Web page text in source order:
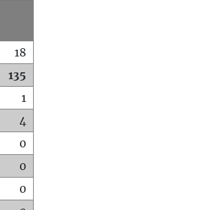
18
135
1
4
0
0
0